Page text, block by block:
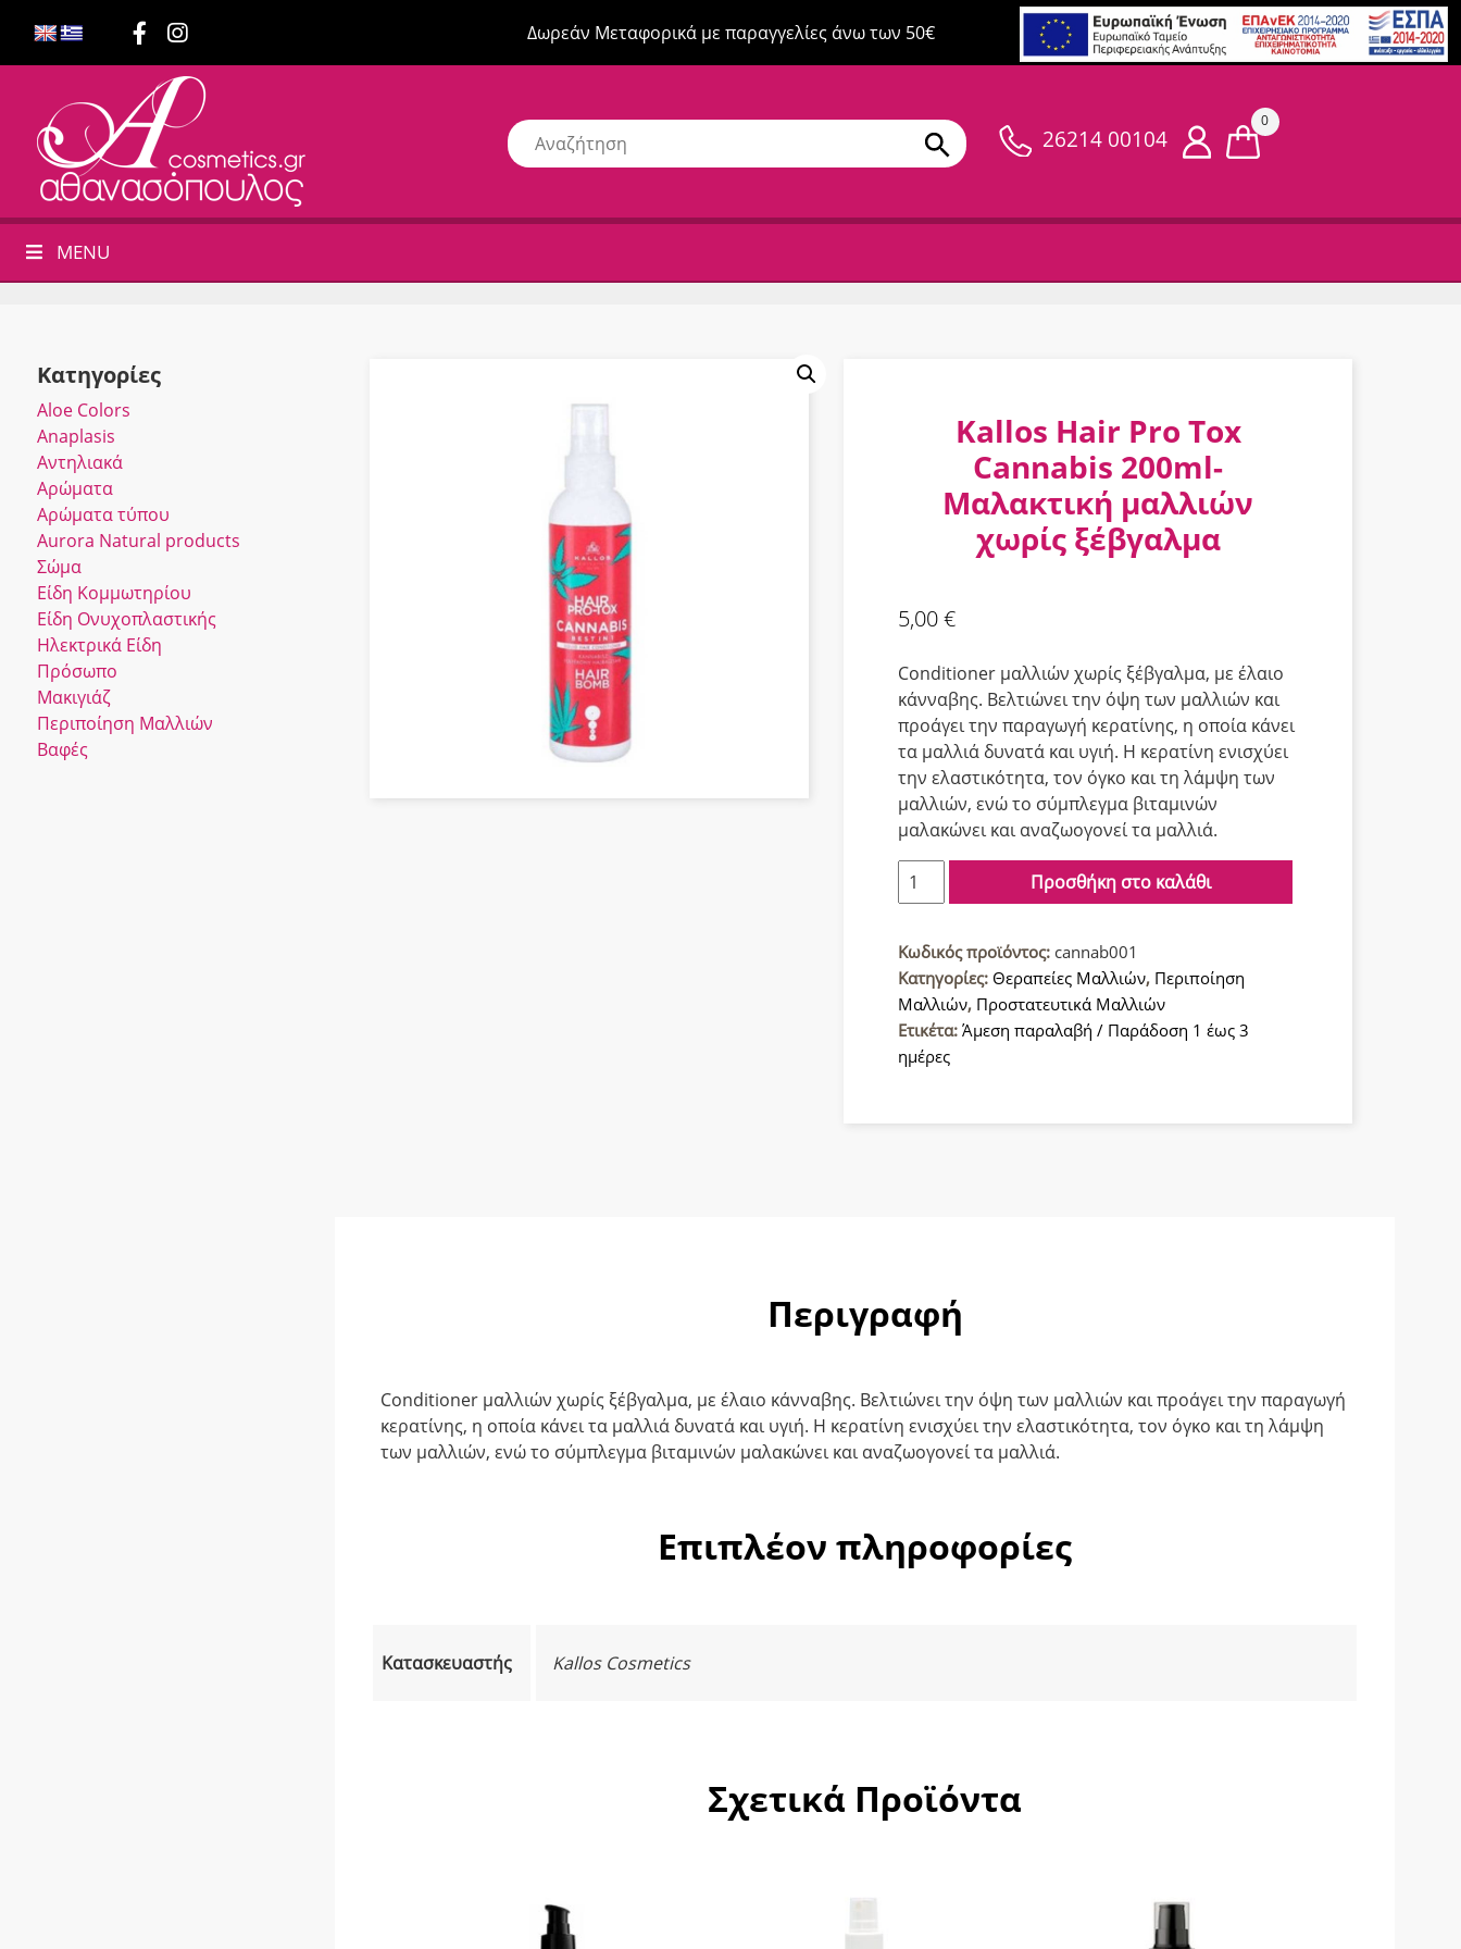
Δωρεάν Μεταφορικά με παραγγελίες άνω των 50€
26214 00104
0
MENU
Κατηγορίες
Αloe Colors
Anaplasis
Αντηλιακά
Αρώματα
Αρώματα τύπου
Αurora Νatural products
Σώμα
Είδη Κομμωτηρίου
Είδη Ονυχοπλαστικής
Ηλεκτρικά Είδη
Πρόσωπο
Μακιγιάζ
Περιποίηση Μαλλιών
Βαφές
Kallos Hair Pro Tox
Cannabis 200ml-
Μαλακτική μαλλιών
χωρίς ξέβγαλμα
5,00€
Conditioner μαλλιών χωρίς ξέβγαλμα, με έλαιο
κάνναβης. Βελτιώνει την όψη των μαλλιών και
προάγει την παραγωγή κερατίνης, η οποία κάνει
τα μαλλιά δυνατά και υγιή. Η κερατίνη ενισχύει
την ελαστικότητα, τον όγκο και τη λάμψη των
μαλλιών, ενώ το σύμπλεγμα βιταμινών
μαλακώνει και αναζωογονεί τα μαλλιά.
Kallos
Hair
Tox
Cannabis
200ml-
Μαλακτική
μαλλιών
Προσθήκη στο καλάθι
Κωδικός προϊόντος: cannab001
Κατηγορίες: Θεραπείες Μαλλιών, Περιποίηση
Μαλλιών, Προστατευτικά Μαλλιών
Ετικέτα: Άμεση παραλαβή / Παράδοση 1 έως 3
ημέρες
Περιγραφή
Conditioner μαλλιών χωρίς ξέβγαλμα, με έλαιο κάνναβης. Βελτιώνει την όψη των μαλλιών και προάγει την παραγωγή
κερατίνης, η οποία κάνει τα μαλλιά δυνατά και υγιή. Η κερατίνη ενισχύει την ελαστικότητα, τον όγκο και τη λάμψη
των μαλλιών, ενώ το σύμπλεγμα βιταμινών μαλακώνει και αναζωογονεί τα μαλλιά.
Επιπλέον πληροφορίες
Κατασκευαστής Kallos Cosmetics
Σχετικά Προϊόντα